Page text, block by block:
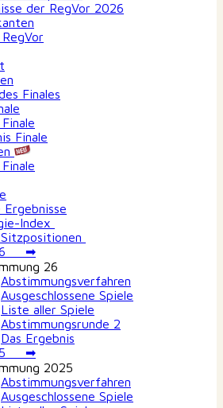
der RegVor 2026
Finales
Finale
Index
➡
26
Abstimmungsverfahren
Ausgeschlossene Spiele
Liste aller Spiele
Abstimmungsrunde 2
Das Ergebnis
➡
2025
Abstimmungsverfahren
Ausgeschlossene Spiele